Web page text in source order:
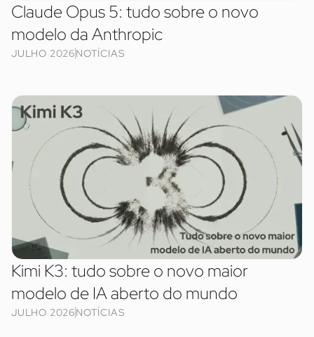
Claude Opus 5: tudo sobre o novo
modelo da Anthropic
JULHO 2026NOTÍCIAS
Kimi K3: tudo sobre o novo maior
modelo de IA aberto do mundo
JULHO 2026NOTÍCIAS